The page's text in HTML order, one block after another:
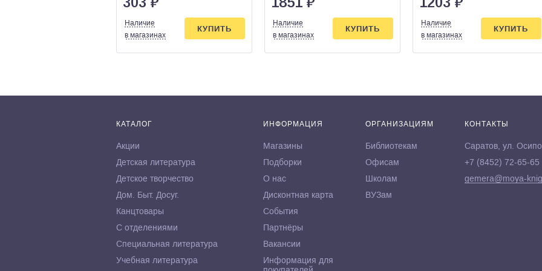
Наличие
в магазинах
КУПИТЬ
Наличие
в магазинах
КУПИТЬ
Наличие
в магазинах
КУПИТЬ
КАТАЛОГ
Акции
Детская литература
Детское творчество
Дом. Быт. Досуг.
Канцтовары
С отделениями
Специальная литература
Учебная литература
ИНФОРМАЦИЯ
Магазины
Подборки
О нас
Дисконтная карта
События
Партнёры
Вакансии
Информация для
ОРГАНИЗАЦИЯМ
Библиотекам
Офисам
Школам
ВУЗам
КОНТАКТЫ
Саратов, ул.
+7 (8452) 72-65-65
gemera@moya-